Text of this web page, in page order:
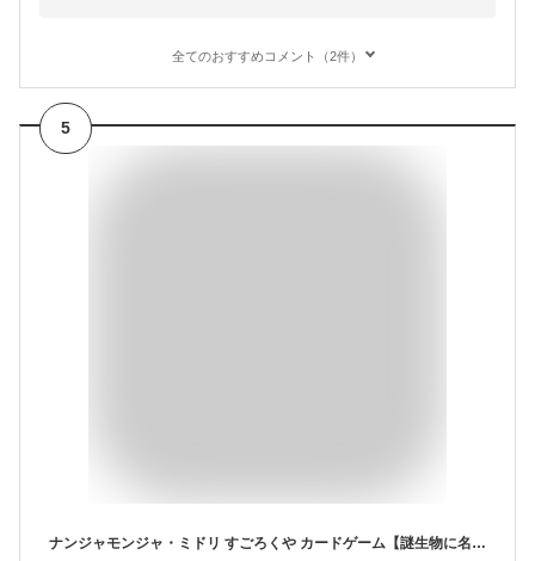
全てのおすすめコメント（2件）
5
ナンジャモンジャ・ミドリ すごろくや カードゲーム【謎生物に名前をつけて早く呼ぶ！】記憶力 パーティーゲーム 子供向け 4歳以上 2-6人用 正規品